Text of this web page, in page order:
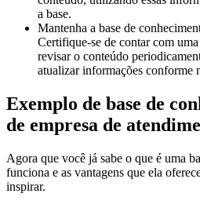
a base.
Mantenha a base de
Certifique-se de contar com
revisar o conteúdo
atualizar informações conforme
Exemplo de base de
de empresa de
Agora que você já sabe o que é uma
funciona e as vantagens que ela
inspirar.